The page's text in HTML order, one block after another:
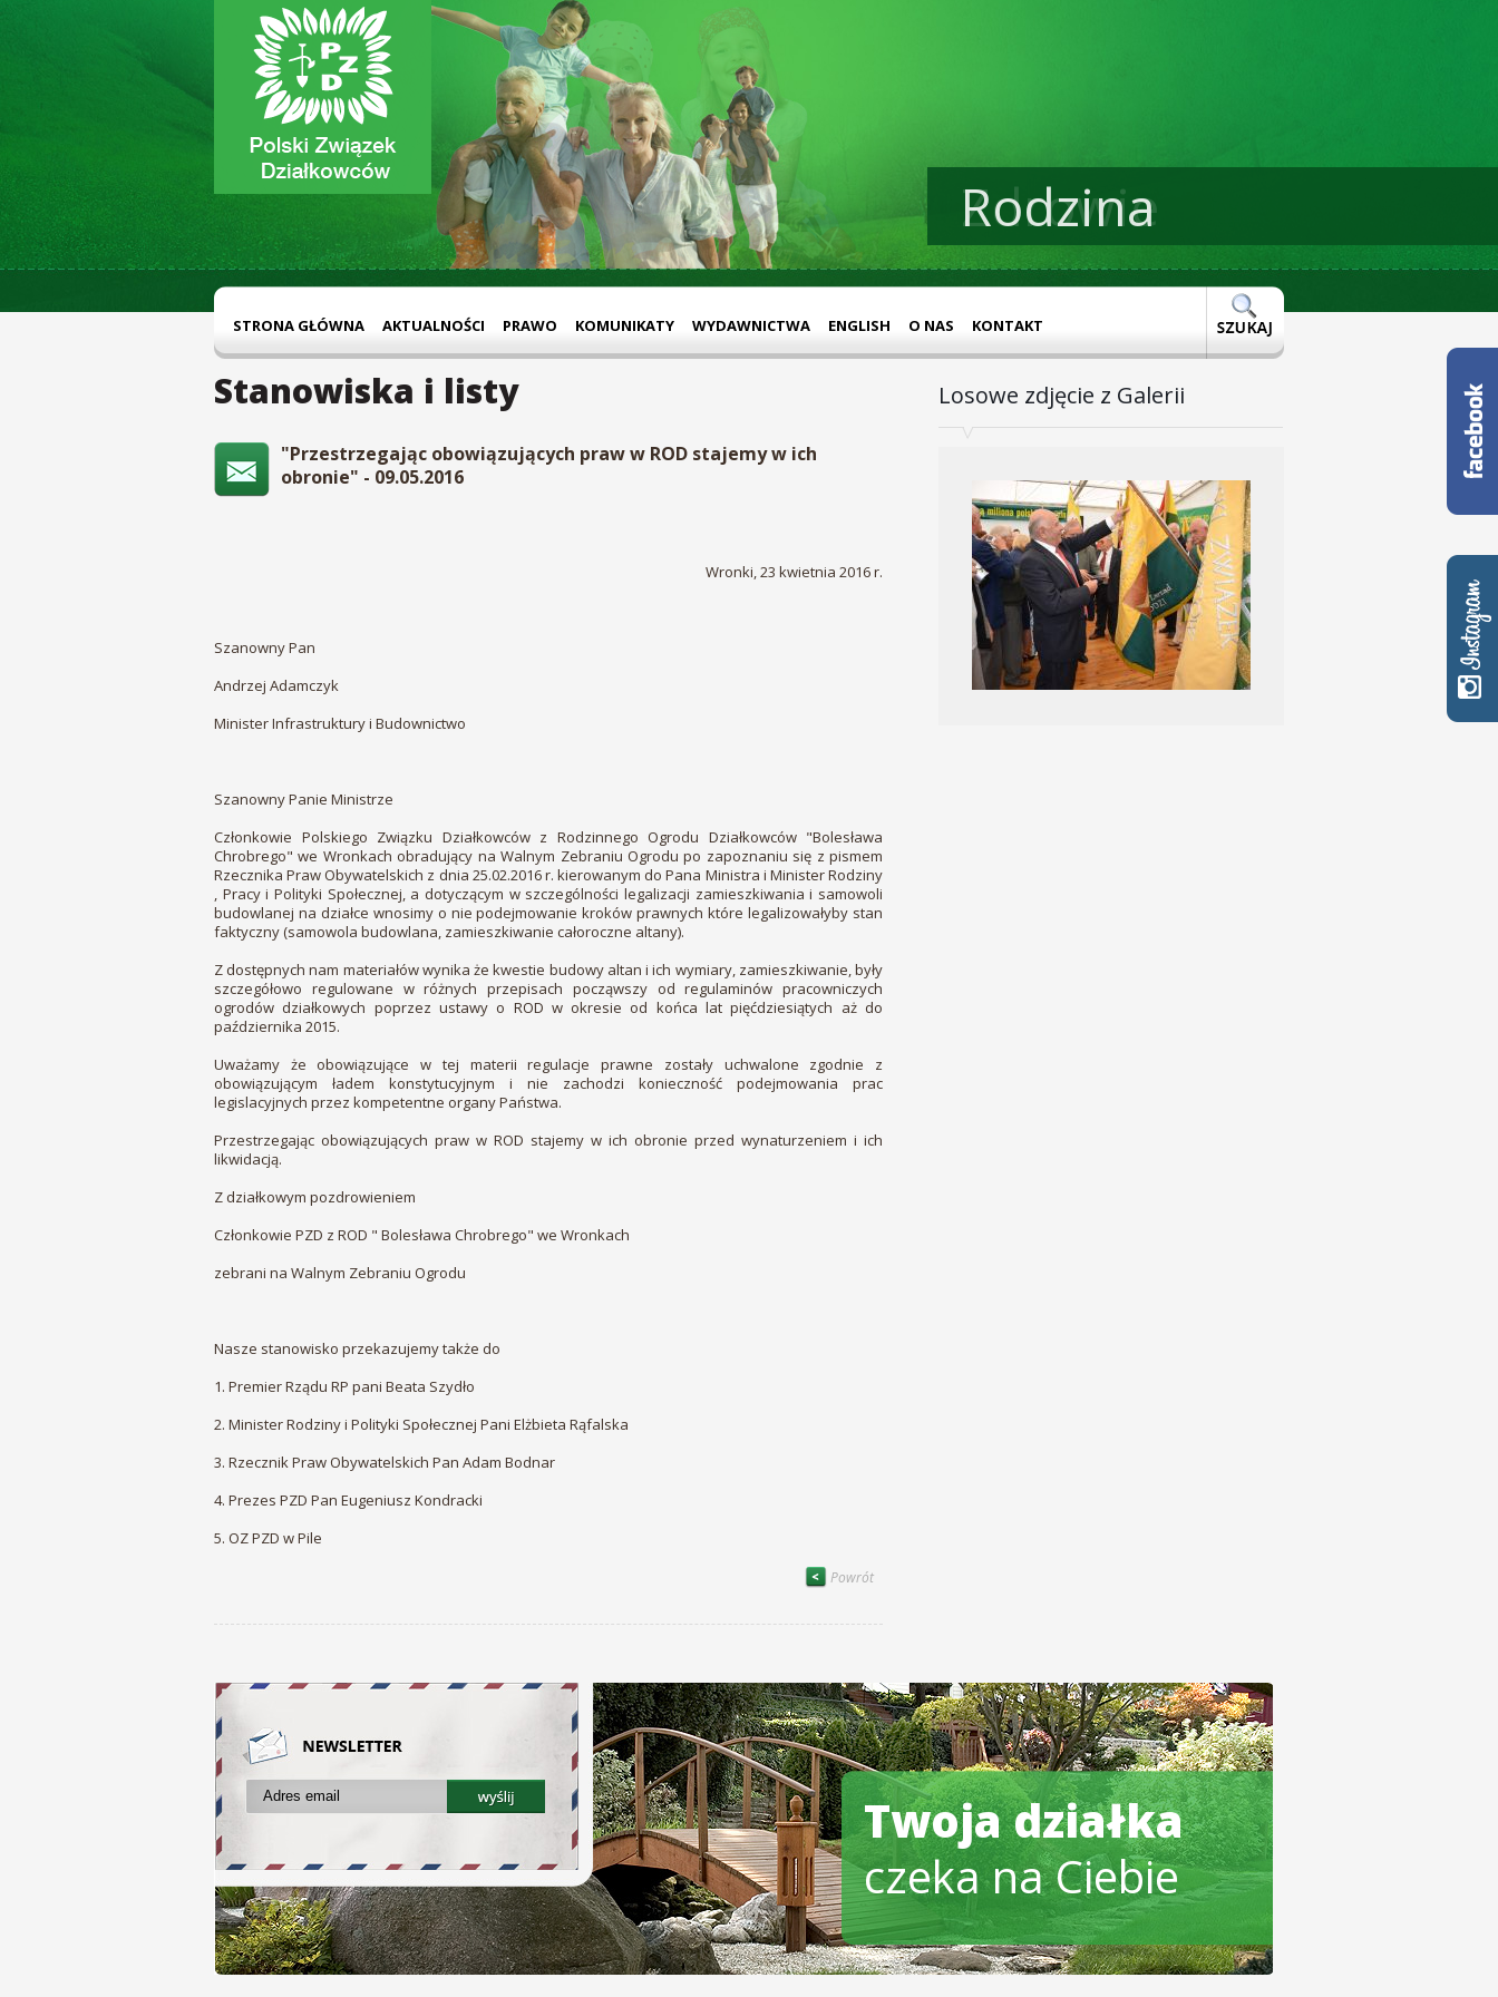
Rodzina
Zdrowie
STRONA GŁÓWNA AKTUALNOŚCI PRAWO KOMUNIKATY WYDAWNICTWA ENGLISH O NAS KONTAKT
Stanowiska i listy
"Przestrzegając obowiązujących praw w ROD stajemy w ich
obronie" - 09.05.2016
Wronki, 23 kwietnia 2016 r.
Szanowny Pan
Andrzej Adamczyk
Minister Infrastruktury i Budownictwo
Szanowny Panie Ministrze
Członkowie Polskiego Związku Działkowców z Rodzinnego Ogrodu Działkowców "Bolesława
Chrobrego" we Wronkach obradujący na Walnym Zebraniu Ogrodu po zapoznaniu się z pismem
Rzecznika Praw Obywatelskich z dnia 25.02.2016 r. kierowanym do Pana Ministra i Minister Rodziny
, Pracy i Polityki Społecznej, a dotyczącym w szczególności legalizacji zamieszkiwania i samowoli
budowlanej na działce wnosimy o nie podejmowanie kroków prawnych które legalizowałyby stan
faktyczny (samowola budowlana, zamieszkiwanie całoroczne altany).
Z dostępnych nam materiałów wynika że kwestie budowy altan i ich wymiary, zamieszkiwanie, były
szczegółowo regulowane w różnych przepisach począwszy od regulaminów pracowniczych
ogrodów działkowych poprzez ustawy o ROD w okresie od końca lat pięćdziesiątych aż do
października 2015.
Uważamy że obowiązujące w tej materii regulacje prawne zostały uchwalone zgodnie z
obowiązującym ładem konstytucyjnym i nie zachodzi konieczność podejmowania prac
legislacyjnych przez kompetentne organy Państwa.
Przestrzegając obowiązujących praw w ROD stajemy w ich obronie przed wynaturzeniem i ich
likwidacją.
Z działkowym pozdrowieniem
Członkowie PZD z ROD " Bolesława Chrobrego" we Wronkach
zebrani na Walnym Zebraniu Ogrodu
Nasze stanowisko przekazujemy także do
1. Premier Rządu RP pani Beata Szydło
2. Minister Rodziny i Polityki Społecznej Pani Elżbieta Rąfalska
3. Rzecznik Praw Obywatelskich Pan Adam Bodnar
4. Prezes PZD Pan Eugeniusz Kondracki
5. OZ PZD w Pile
Powrót
Losowe zdjęcie z Galerii
Twoja działka
czeka na Ciebie